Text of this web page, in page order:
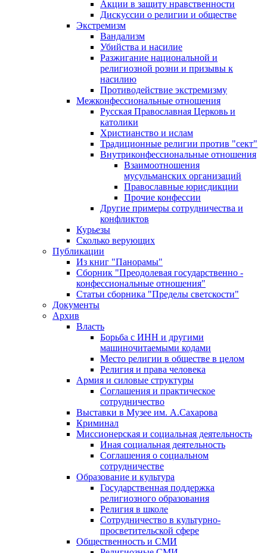
Акции в защиту нравственности
Дискуссии о религии и обществе
Экстремизм
Вандализм
Убийства и насилие
Разжигание национальной и
религиозной розни и призывы к
насилию
Противодействие экстремизму
Межконфессиональные отношения
Русская Православная Церковь и
католики
Христианство и ислам
Традиционные религии против "сект"
Внутриконфессиональные отношения
Взаимоотношения
мусульманских организаций
Православные юрисдикции
Прочие конфессии
Другие примеры сотрудничества и
конфликтов
Курьезы
Сколько верующих
Публикации
Из книг "Панорамы"
Сборник "Преодолевая государственно -
конфессиональные отношения"
Статьи сборника "Пределы светскости"
Документы
Архив
Власть
Борьба с ИНН и другими
машиночитаемыми кодами
Место религии в обществе в целом
Религия и права человека
Армия и силовые структуры
Соглашения и практическое
сотрудничество
Выставки в Музее им. А.Сахарова
Криминал
Миссионерская и социальная деятельность
Иная социальная деятельность
Соглашения о социальном
сотрудничестве
Образование и культура
Государственная поддержка
религиозного образования
Религия в школе
Сотрудничество в культурно-
просветительской сфере
Общественность и СМИ